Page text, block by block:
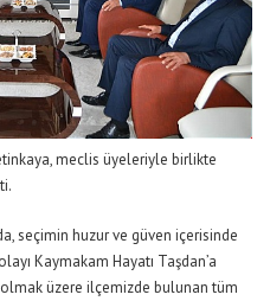
meclis üyeleriyle birlikte
seçimin huzur ve güven içerisinde
Kaymakam Hayatı Taşdan’a
olmak üzere ilçemizde bulunan tüm